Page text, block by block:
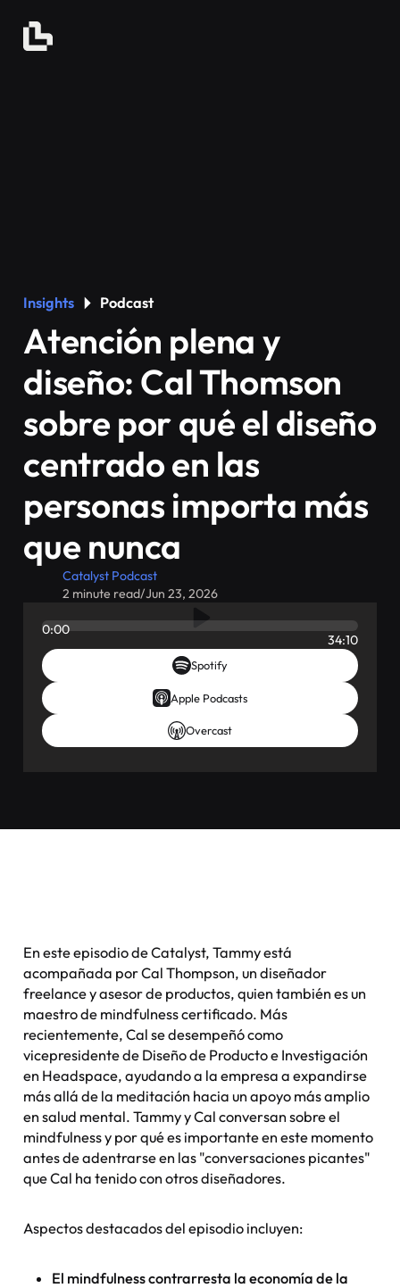
Insights Podcast
Atención plena y
diseño: Cal Thomson
sobre por qué el diseño
centrado en las
personas importa más
que nunca
Catalyst Podcast
2 minute read/Jun 23, 2026
0:00
34:10
Spotify
Apple Podcasts
Overcast
En este episodio de Catalyst, Tammy está
acompañada por Cal Thompson, un diseñador
freelance y asesor de productos, quien también es un
maestro de mindfulness certificado. Más
recientemente, Cal se desempeñó como
vicepresidente de Diseño de Producto e Investigación
en Headspace, ayudando a la empresa a expandirse
más allá de la meditación hacia un apoyo más amplio
en salud mental. Tammy y Cal conversan sobre el
mindfulness y por qué es importante en este momento
antes de adentrarse en las "conversaciones picantes"
que Cal ha tenido con otros diseñadores.
Aspectos destacados del episodio incluyen:
El mindfulness contrarresta la economía de la